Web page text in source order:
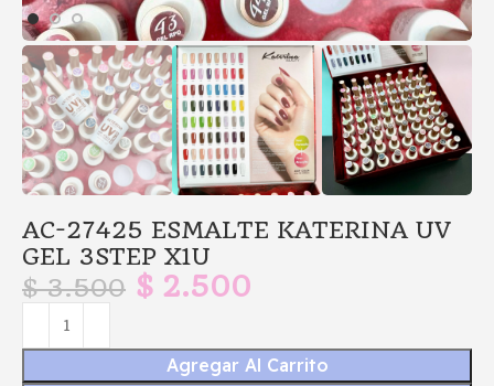
AC-27425 ESMALTE KATERINA UV
GEL 3STEP X1U
$3.500 $ 2.500
Agregar Al Carrito